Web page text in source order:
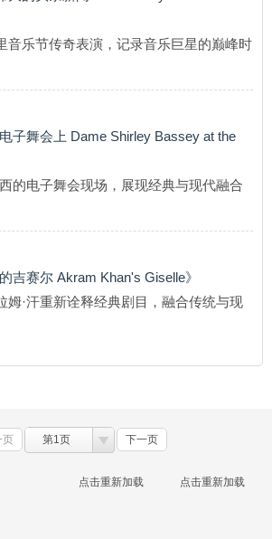
音乐节传奇表演，记录音乐巨星的巅峰时
电子舞会上 Dame Shirley Bassey at the
西的电子舞会现场，展现经典与现代融合
吉赛尔 Akram Khan's Giselle》
姆·汗重新诠释经典剧目，融合传统与现
页 第1页 下一页
点击重新加载 点击重新加载